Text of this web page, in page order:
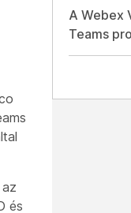
és
A Webex
Teams